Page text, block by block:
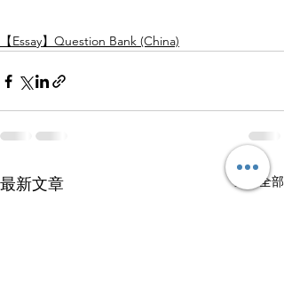
【Essay】Question Bank (China)
最新文章 查看全部